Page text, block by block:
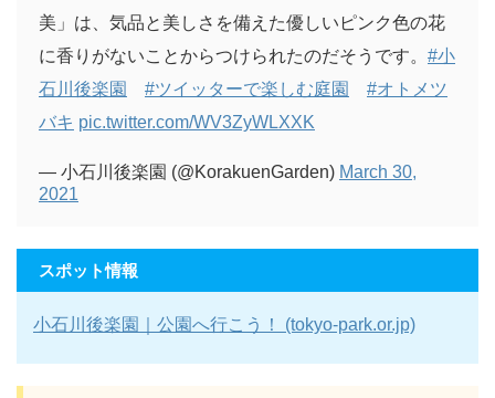
美」は、気品と美しさを備えた優しいピンク色の花
に香りがないことからつけられたのだそうです。 #小
石川後楽園
#ツイッターで楽しむ庭園
#オトメツ
バキ pic.twitter.com/WV3ZyWLXXK
— 小石川後楽園 (@KorakuenGarden) March 30,
2021
スポット情報
小石川後楽園｜公園へ行こう！ (tokyo-park.or.jp)